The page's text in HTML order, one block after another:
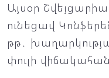
Այսօր
ունեցավ
թթ․
փուլի